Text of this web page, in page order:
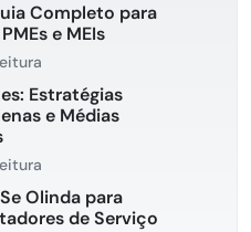
Completo para
e MEIs
Estratégias
e Médias
Olinda para
de Serviço